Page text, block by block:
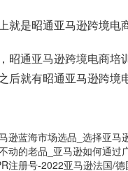
就是昭通亚马逊跨境电
昭通亚马逊跨境电商培
后就有昭通亚马逊跨境
逊蓝海市场选品_选择亚马
动的老品_亚马逊如何通过
注册号-2022亚马逊法国/